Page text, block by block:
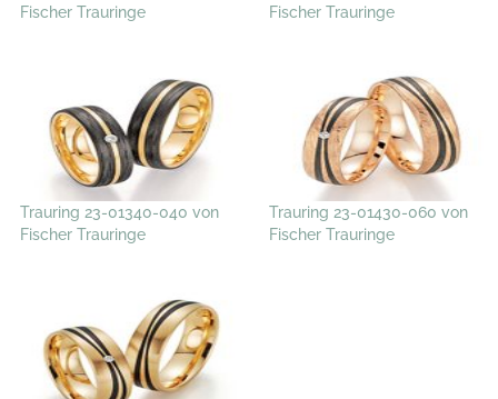
Fischer Trauringe
Fischer Trauringe
Trauring 23-01340-040 von
Fischer Trauringe
Trauring 23-01430-060 von
Fischer Trauringe